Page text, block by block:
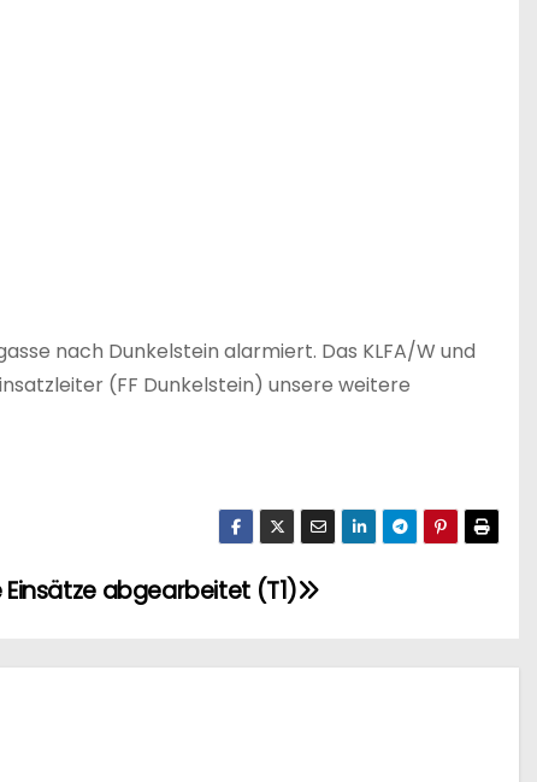
nach Dunkelstein alarmiert. Das KLFA/W und
(FF Dunkelstein) unsere weitere
Einsätze abgearbeitet (T1)